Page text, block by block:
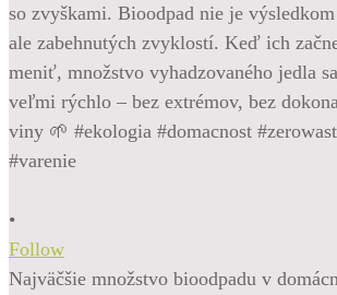
•
Follow
Najväčšie množstvo bioodpadu v